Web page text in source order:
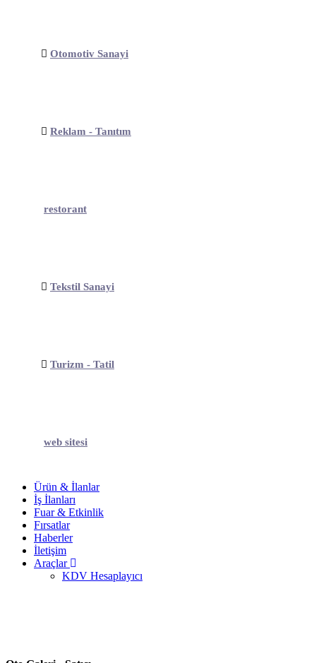
Otomotiv Sanayi
Reklam - Tanıtım
restorant
Tekstil Sanayi
Turizm - Tatil
web sitesi
Ürün & İlanlar
İş İlanları
Fuar & Etkinlik
Fırsatlar
Haberler
İletişim
Araçlar
KDV Hesaplayıcı